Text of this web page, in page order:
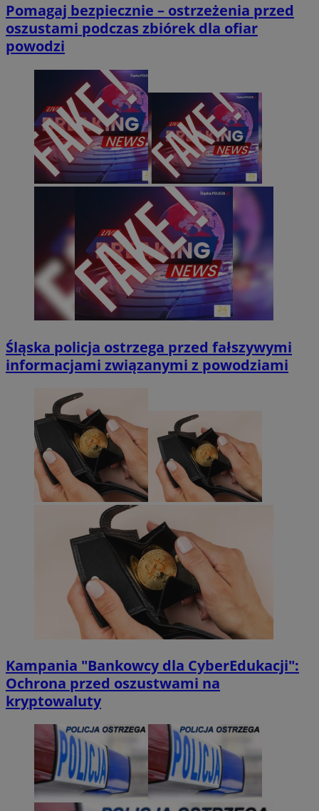
Pomagaj bezpiecznie – ostrzeżenia przed
oszustami podczas zbiórek dla ofiar
powodzi
Śląska policja ostrzega przed fałszywymi
informacjami związanymi z powodziami
Kampania "Bankowcy dla CyberEdukacji":
Ochrona przed oszustwami na
kryptowaluty